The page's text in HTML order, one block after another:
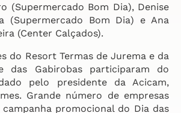
(Supermercado Bom Dia), Denise
(Supermercado Bom Dia) e Ana
(Center Calçados).
do Resort Termas de Jurema e da
das Gabirobas participaram do
pelo presidente da Acicam,
Grande número de empresas
promocional do Dia das